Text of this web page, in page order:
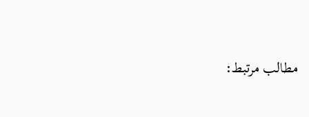
مطالب مرتبط: